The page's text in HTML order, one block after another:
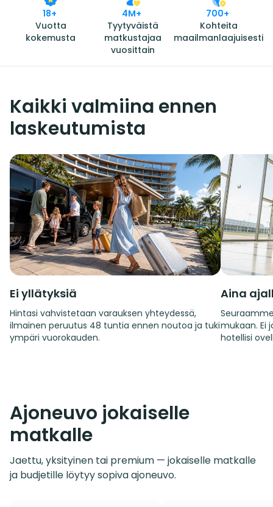
18+
Vuotta
kokemusta
4M+
Tyytyväistä
matkustajaa
vuosittain
700+
Kohteita
maailmanlaajuisesti
Kaikki valmiina ennen
laskeutumista
Ei yllätyksiä
Hintasi vahvistetaan varauksen yhteydessä,
ilmainen peruutus 48 tuntia ennen noutoa ja tuki
ympäri vuorokauden.
Aina
mukaan. Ei
hotellisi
Ajoneuvo jokaiselle
matkalle
Jaettu, yksityinen tai premium — jokaiselle matkalle
ja budjetille löytyy sopiva ajoneuvo.